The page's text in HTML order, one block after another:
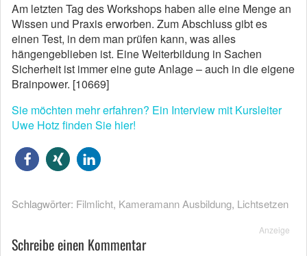
Am letzten Tag des Workshops haben alle eine Menge an
Wissen und Praxis erworben. Zum Abschluss gibt es
einen Test, in dem man prüfen kann, was alles
hängengeblieben ist. Eine Weiterbildung in Sachen
Sicherheit ist immer eine gute Anlage – auch in die eigene
Brainpower. [10669]
Sie möchten mehr erfahren? Ein Interview mit Kursleiter
Uwe Hotz finden Sie hier!
Schlagwörter: Filmlicht, Kameramann Ausbildung, Lichtsetzen
Anzeige
Schreibe einen Kommentar